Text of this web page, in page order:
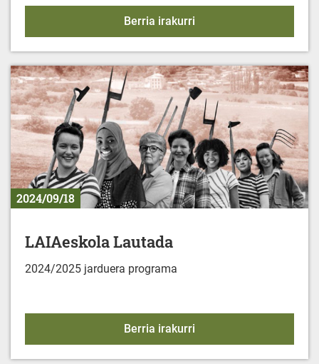
Berria irakurri
2024/09/18
LAIAeskola Lautada
2024/2025 jarduera programa
Berria irakurri